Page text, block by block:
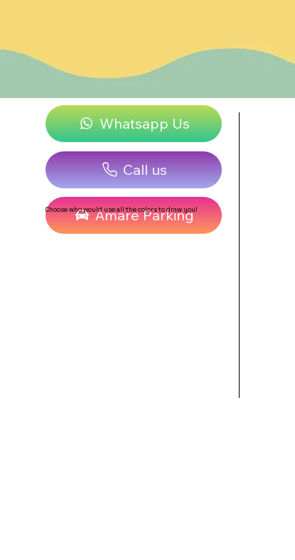
Whatsapp Us
Call us
Amare Parking
Choose who would use all the colors to draw you!